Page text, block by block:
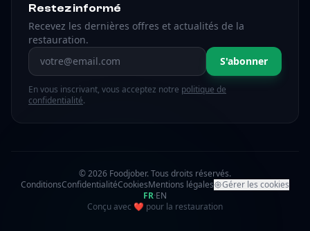
Restez informé
Recevez les dernières offres et actualités de la
restauration.
Adresse email S'abonner
En vous inscrivant, vous acceptez notre politique de
confidentialité.
© 2026 Foodjober. Tous droits réservés.
ConditionsConfidentialitéCookiesMentions légales
Gérer les cookies
FR·EN
Conçu avec ❤ amour
pour la restauration